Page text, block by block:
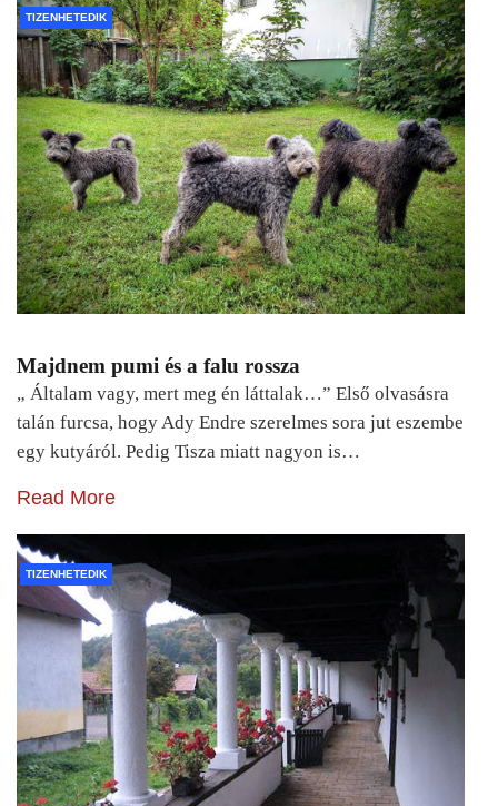
TIZENHETEDIK
Majdnem pumi és a falu rossza
„ Általam vagy, mert meg én láttalak…” Első olvasásra
talán furcsa, hogy Ady Endre szerelmes sora jut eszembe
egy kutyáról. Pedig Tisza miatt nagyon is…
Read More
TIZENHETEDIK